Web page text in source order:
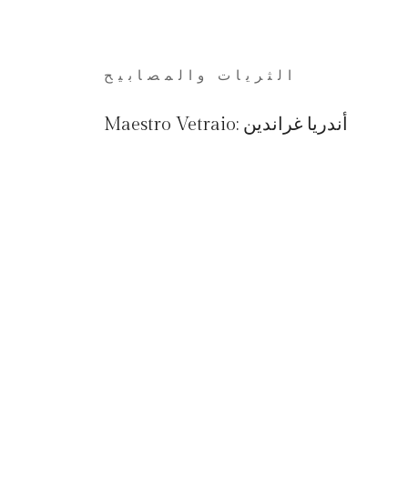
الثريات والمصابيح
Maestro Vetraio: أندريا غراندين